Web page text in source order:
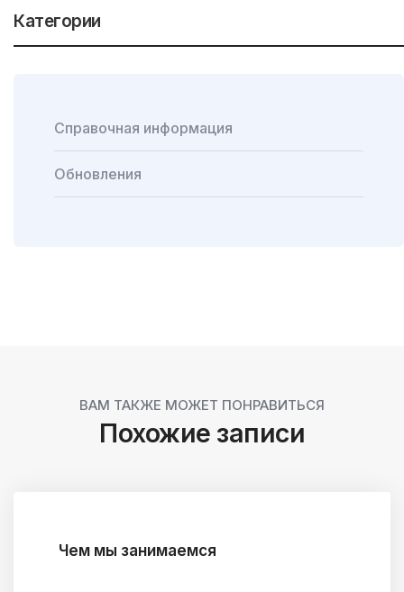
Категории
Справочная информация
Обновления
ВАМ ТАКЖЕ МОЖЕТ ПОНРАВИТЬСЯ
Похожие записи
Чем мы занимаемся